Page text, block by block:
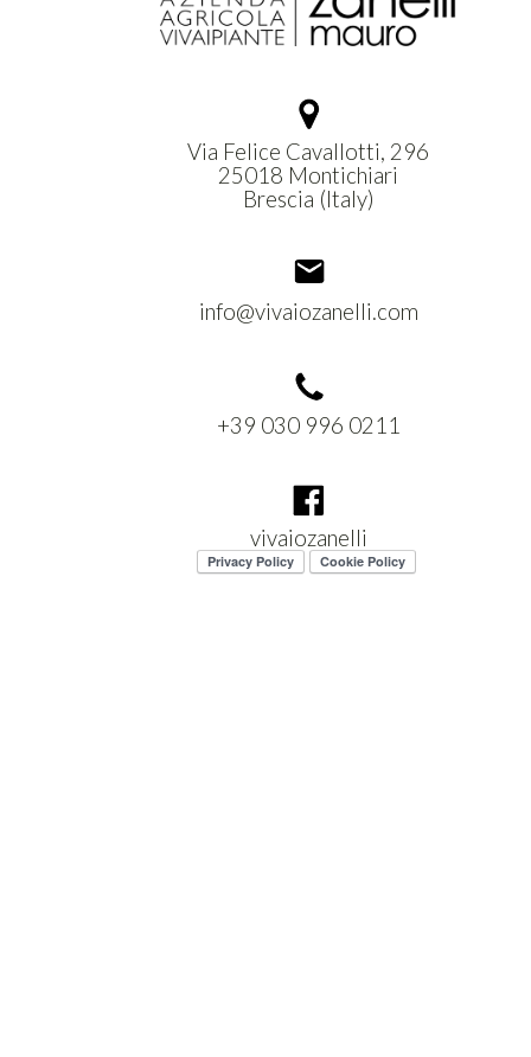
Via Felice Cavallotti, 296
25018 Montichiari
Brescia (Italy)
info@vivaiozanelli.com
+39 030 996 0211
vivaiozanelli